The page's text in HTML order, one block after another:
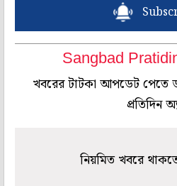
Sangbad
খবরের টাটকা আপডেট
প্রতিদিন
নিয়মিত খবরে